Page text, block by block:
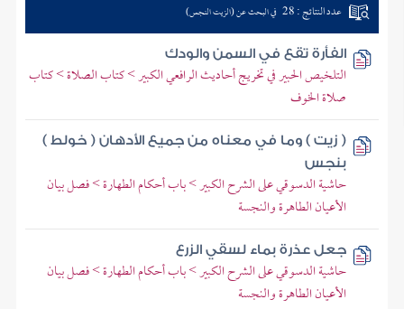
عدد النتائج : 28 في البحث عن (الزيت النجس)
الفأرة تقع في السمن والودك
التلخيص الحبير في تخريج أحاديث الرافعي الكبير > كتاب الصلاة > كتاب
صلاة الخوف
( زيت ) وما في معناه من جميع الأدهان ( خولط )
بنجس
حاشية الدسوقي على الشرح الكبير > باب أحكام الطهارة > فصل بيان
الأعيان الطاهرة والنجسة
جعل عذرة بماء لسقي الزرع
حاشية الدسوقي على الشرح الكبير > باب أحكام الطهارة > فصل بيان
الأعيان الطاهرة والنجسة